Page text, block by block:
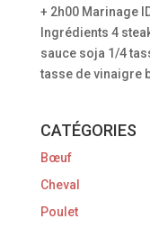
+ 2h00 Marinage
Ingrédients 4
sauce soja 1/4
tasse de vinaigre
CATÉGORIES
Bœuf
Cheval
Poulet